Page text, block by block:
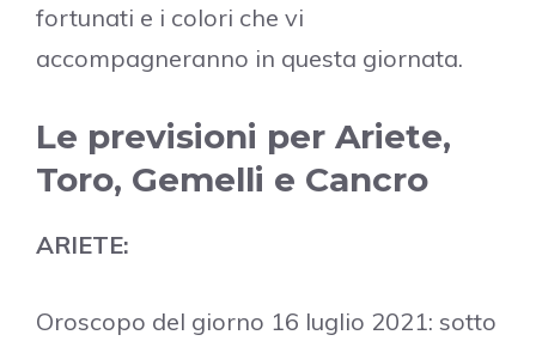
fortunati e i colori che vi
accompagneranno in questa giornata.
Le previsioni per Ariete,
Toro, Gemelli e Cancro
ARIETE:
Oroscopo del giorno 16 luglio 2021: sotto